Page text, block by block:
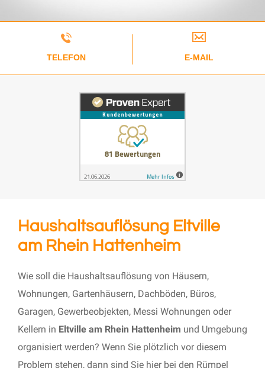
TELEFON E-MAIL
Haushaltsauflösung Eltville
am Rhein Hattenheim
Wie soll die Haushaltsauflösung von Häusern,
Wohnungen, Gartenhäusern, Dachböden, Büros,
Garagen, Gewerbeobjekten, Messi Wohnungen oder
Kellern in Eltville am Rhein Hattenheim und Umgebung
organisiert werden? Wenn Sie plötzlich vor diesem
Problem stehen, dann sind Sie hier bei den Rümpel